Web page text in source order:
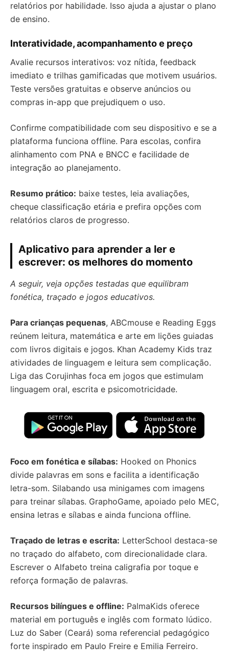
relatórios por habilidade. Isso ajuda a ajustar o plano
de ensino.
Interatividade, acompanhamento e preço
Avalie recursos interativos: voz nítida, feedback
imediato e trilhas gamificadas que motivem usuários.
Teste versões gratuitas e observe anúncios ou
compras in-app que prejudiquem o uso.
Confirme compatibilidade com seu dispositivo e se a
plataforma funciona offline. Para escolas, confira
alinhamento com PNA e BNCC e facilidade de
integração ao planejamento.
Resumo prático: baixe testes, leia avaliações,
cheque classificação etária e prefira opções com
relatórios claros de progresso.
Aplicativo para aprender a ler e
escrever: os melhores do momento
A seguir, veja opções testadas que equilibram
fonética, traçado e jogos educativos.
Para crianças pequenas, ABCmouse e Reading Eggs
reúnem leitura, matemática e arte em lições guiadas
com livros digitais e jogos. Khan Academy Kids traz
atividades de linguagem e leitura sem complicação.
Liga das Corujinhas foca em jogos que estimulam
linguagem oral, escrita e psicomotricidade.
Foco em fonética e sílabas: Hooked on Phonics
divide palavras em sons e facilita a identificação
letra-som. Silabando usa minigames com imagens
para treinar sílabas. GraphoGame, apoiado pelo MEC,
ensina letras e sílabas e ainda funciona offline.
Traçado de letras e escrita: LetterSchool destaca-se
no traçado do alfabeto, com direcionalidade clara.
Escrever o Alfabeto treina caligrafia por toque e
reforça formação de palavras.
Recursos bilíngues e offline: PalmaKids oferece
material em português e inglês com formato lúdico.
Luz do Saber (Ceará) soma referencial pedagógico
forte inspirado em Paulo Freire e Emilia Ferreiro.